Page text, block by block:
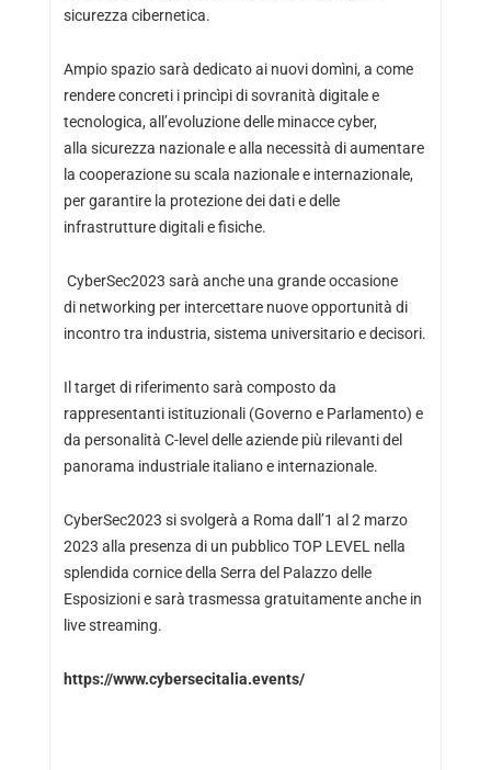
sicurezza cibernetica.
Ampio spazio sarà dedicato ai nuovi domìni, a come
rendere concreti i princìpi di sovranità digitale e
tecnologica, all’evoluzione delle minacce cyber,
alla sicurezza nazionale e alla necessità di aumentare
la cooperazione su scala nazionale e internazionale,
per garantire la protezione dei dati e delle
infrastrutture digitali e fisiche.
CyberSec2023 sarà anche una grande occasione
di networking per intercettare nuove opportunità di
incontro tra industria, sistema universitario e decisori.
Il target di riferimento sarà composto da
rappresentanti istituzionali (Governo e Parlamento) e
da personalità C-level delle aziende più rilevanti del
panorama industriale italiano e internazionale.
CyberSec2023 si svolgerà a Roma dall’1 al 2 marzo
2023 alla presenza di un pubblico TOP LEVEL nella
splendida cornice della Serra del Palazzo delle
Esposizioni e sarà trasmessa gratuitamente anche in
live streaming.
https://www.cybersecitalia.events/